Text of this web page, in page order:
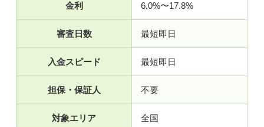
金利 6.0%〜17.8%
審査日数 最短即日
入金スピード 最短即日
担保・保証人 不要
対象エリア 全国